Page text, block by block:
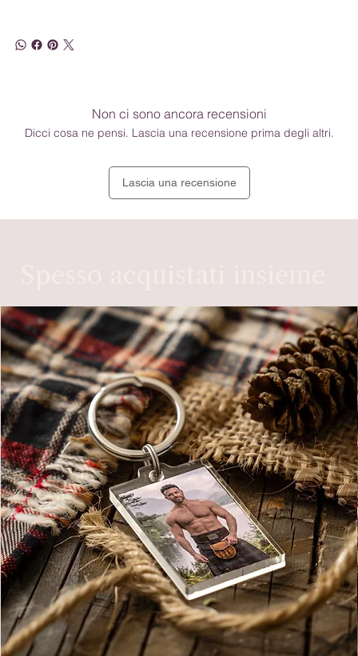
Non ci sono ancora recensioni
Dicci cosa ne pensi. Lascia una recensione prima degli altri.
Lascia una recensione